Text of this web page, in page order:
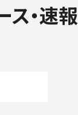
ス・速報